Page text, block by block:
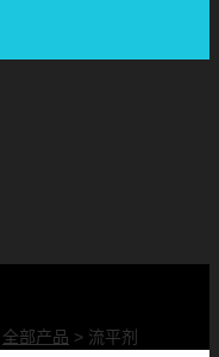
全部产品 > 流平剂